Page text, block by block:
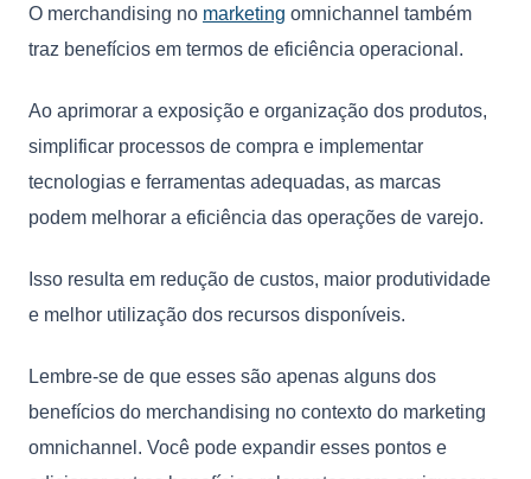
O merchandising no marketing omnichannel também
traz benefícios em termos de eficiência operacional.
Ao aprimorar a exposição e organização dos produtos,
simplificar processos de compra e implementar
tecnologias e ferramentas adequadas, as marcas
podem melhorar a eficiência das operações de varejo.
Isso resulta em redução de custos, maior produtividade
e melhor utilização dos recursos disponíveis.
Lembre-se de que esses são apenas alguns dos
benefícios do merchandising no contexto do marketing
omnichannel. Você pode expandir esses pontos e